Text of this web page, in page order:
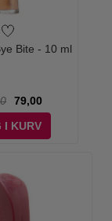
Bite - 10 ml
79,00
KURV